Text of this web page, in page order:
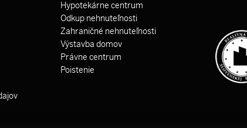
Hypotekárne centrum
Odkup nehnuteľnosti
Zahraničné nehnuteľnosti
Výstavba domov
Právne centrum
Poistenie